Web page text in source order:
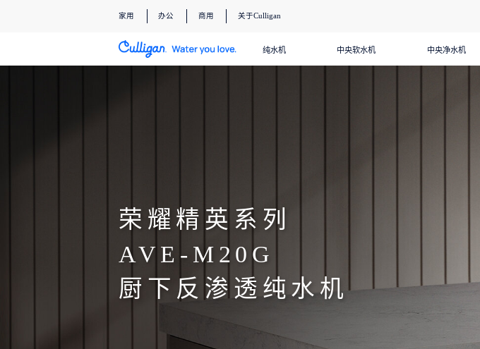
家用 办公 商用 关于Culligan
纯水机 中央软水机 中央净水机
荣耀精英系列
AVE-M20G
厨下反渗透纯水机